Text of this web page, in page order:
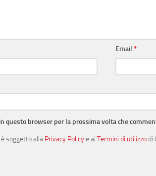
Email*
questo browser per la prossima volta che
soggetto alla Privacy Policye ai Termini di utilizzodi